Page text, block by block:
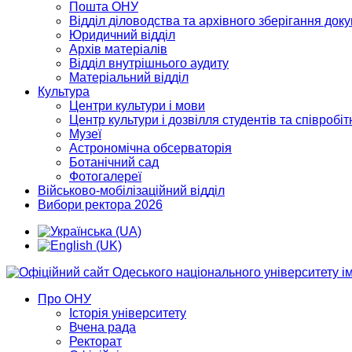
Пошта ОНУ
Відділ діловодства та архівного зберігання
Юридичний відділ
Архів матеріалів
Відділ внутрішнього аудиту
Матеріальний відділ
Культура
Центри культури і мови
Центр культури і дозвілля студентів та
Музеї
Астрономічна обсерваторія
Ботанічний сад
Фотогалереї
Військово-мобілізаційний відділ
Вибори ректора 2026
Про ОНУ
Історія університету
Вчена рада
Ректорат